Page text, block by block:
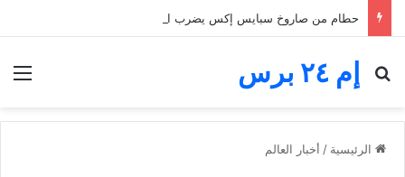
إم ٢٤ برس
بحث عن
الرئيسية / أخبار العالم